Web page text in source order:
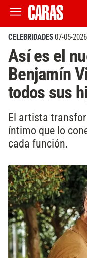
CELEBRIDADES07-05-
Así es el
Benjamín
todos sus
El artista
íntimo que lo
cada función.